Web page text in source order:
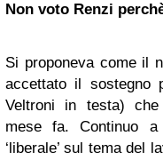
Non voto Renzi
Si proponeva come il
accettato il sostegno
Veltroni in testa)
mese fa. Continuo a
‘liberale’ sul tema del